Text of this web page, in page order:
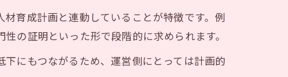
と運用
解消
育成計画と連動していることが特徴です。例
証明といった形で段階的に求められます。
にもつながるため、運営側にとっては計画的